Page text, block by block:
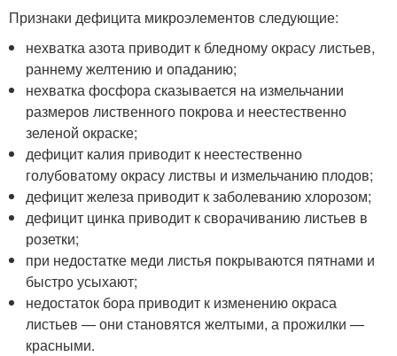
Признаки дефицита микроэлементов следующие:
нехватка азота приводит к бледному окрасу листьев,
раннему желтению и опаданию;
нехватка фосфора сказывается на измельчании
размеров лиственного покрова и неестественно
зеленой окраске;
дефицит калия приводит к неестественно
голубоватому окрасу листвы и измельчанию плодов;
дефицит железа приводит к заболеванию хлорозом;
дефицит цинка приводит к сворачиванию листьев в
розетки;
при недостатке меди листья покрываются пятнами и
быстро усыхают;
недостаток бора приводит к изменению окраса
листьев — они становятся желтыми, а прожилки —
красными.